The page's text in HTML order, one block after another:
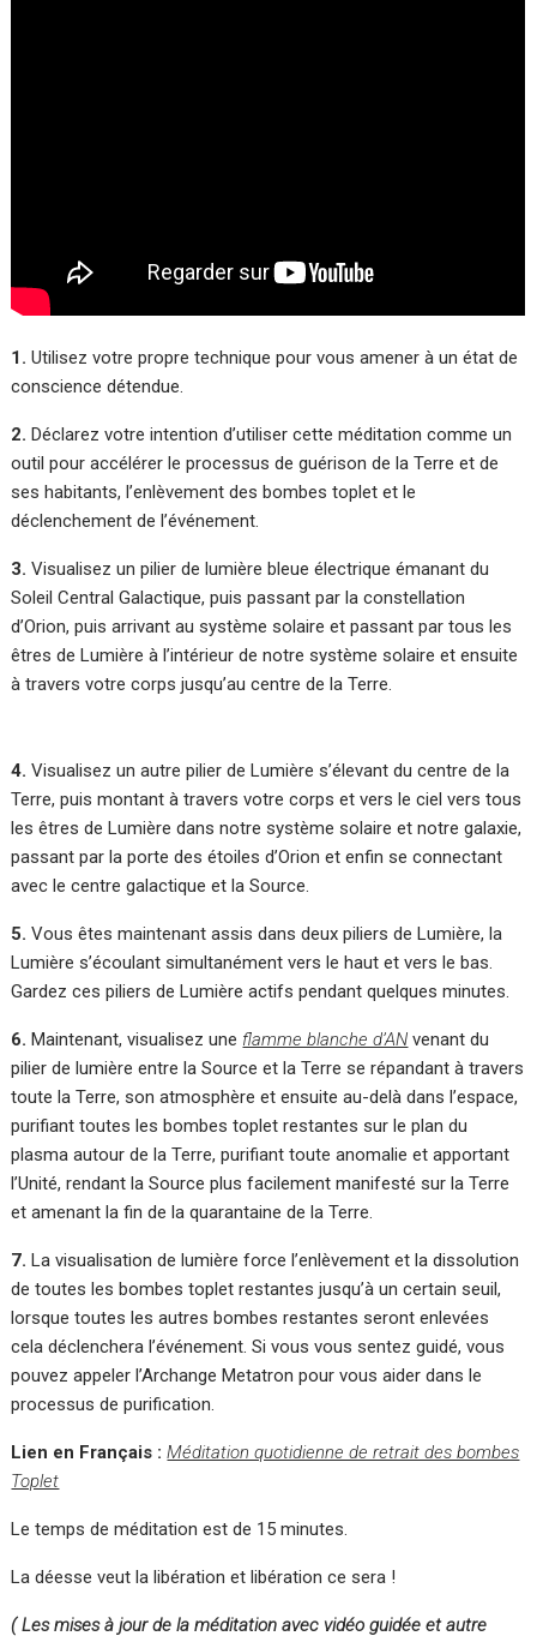
1.Utilisez votre propre technique pour vous amener à un état de
conscience détendue.
2. Déclarez votre intention d’utiliser cette méditation comme un
outil pour accélérer le processus de guérison de la Terre et de
ses habitants, l’enlèvement des bombes toplet et le
déclenchement de l’événement.
3. Visualisez un pilier de lumière bleue électrique émanant du
Soleil Central Galactique, puis passant par la constellation
d’Orion, puis arrivant au système solaire et passant par tous les
êtres de Lumière à l’intérieur de notre système solaire et ensuite
à travers votre corps jusqu’au centre de la Terre.
4. Visualisez un autre pilier de Lumière s’élevant du centre de la
Terre, puis montant à travers votre corps et vers le ciel vers tous
les êtres de Lumière dans notre système solaire et notre galaxie,
passant par la porte des étoiles d’Orion et enfin se connectant
avec le centre galactique et la Source.
5. Vous êtes maintenant assis dans deux piliers de Lumière, la
Lumière s’écoulant simultanément vers le haut et vers le bas.
Gardez ces piliers de Lumière actifs pendant quelques minutes.
6. Maintenant, visualisez une flamme blanche d’AN venant du
pilier de lumière entre la Source et la Terre se répandant à travers
toute la Terre, son atmosphère et ensuite au-delà dans l’espace,
purifiant toutes les bombes toplet restantes sur le plan du
plasma autour de la Terre, purifiant toute anomalie et apportant
l’Unité, rendant la Source plus facilement manifesté sur la Terre
et amenant la fin de la quarantaine de la Terre.
7. La visualisation de lumière force l’enlèvement et la dissolution
de toutes les bombes toplet restantes jusqu’à un certain seuil,
lorsque toutes les autres bombes restantes seront enlevées
cela déclenchera l’événement. Si vous vous sentez guidé, vous
pouvez appeler l’Archange Metatron pour vous aider dans le
processus de purification.
Lien en Français : Méditation quotidienne de retrait des bombes
Toplet
Le temps de méditation est de 15 minutes.
La déesse veut la libération et libération ce sera !
( Les mises à jour de la méditation avec vidéo guidée et autre